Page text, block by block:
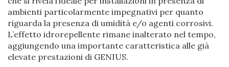
ambienti particolarmente impegnativi per quanto
riguarda la presenza di umidità e/o agenti corrosivi.
L’effetto idrorepellente rimane inalterato nel tempo,
aggiungendo una importante caratteristica alle già
elevate prestazioni di GENIUS.